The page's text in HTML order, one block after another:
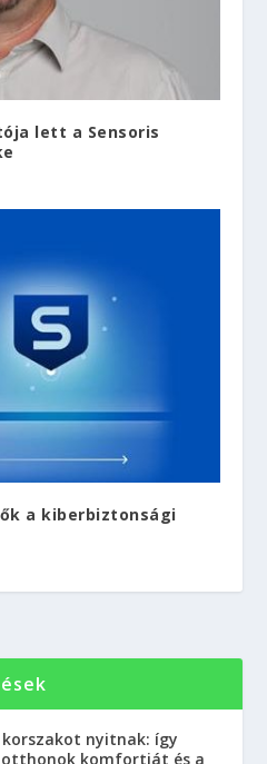
lett a Sensoris
a kiberbiztonsági
nyitnak: így
komfortját és a